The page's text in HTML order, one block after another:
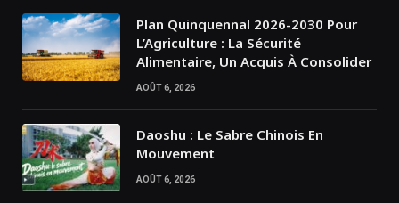
Plan Quinquennal 2026-2030 Pour
L’Agriculture : La Sécurité
Alimentaire, Un Acquis À Consolider
AOÛT 6, 2026
Daoshu : Le Sabre Chinois En
Mouvement
AOÛT 6, 2026